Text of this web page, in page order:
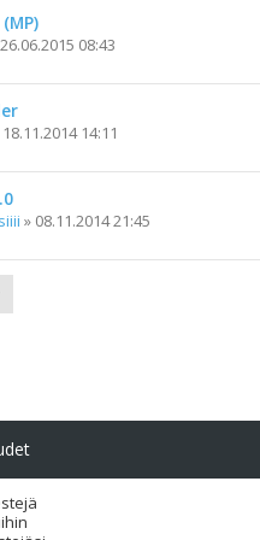
26.06.2015 08:43
18.11.2014 14:11
» 08.11.2014 21:45